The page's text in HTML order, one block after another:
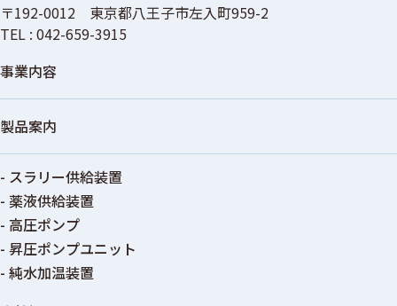
〒192-0012 東京都八王子市左入町959-2
TEL : 042-659-3915
事業内容
製品案内
- スラリー供給装置
- 薬液供給装置
- 高圧ポンプ
- 昇圧ポンプユニット
- 純水加温装置